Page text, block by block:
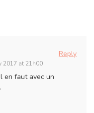
2017 at 21h00
Reply
en faut avec un